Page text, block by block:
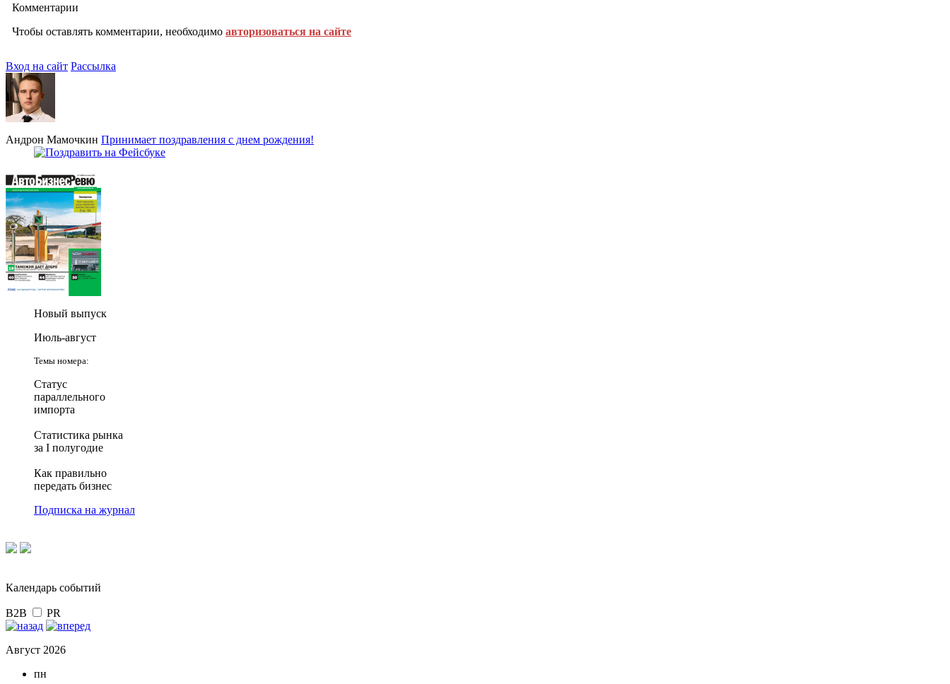
Комментарии
Чтобы оставлять комментарии, необходимо авторизоваться на сайте
Вход на сайт Рассылка
Андрон Мамочкин Принимает поздравления с днем рождения!
Новый выпуск
Июль-август
Темы номера:
Статус
параллельного
импорта
Статистика рынка
за I полугодие
Как правильно
передать бизнес
Подписка на журнал
Календарь событий
B2B PR
Август 2026
пн